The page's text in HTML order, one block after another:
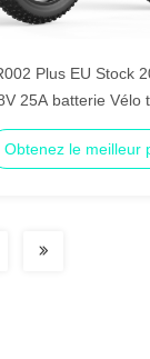
Plus EU Stock
25A batterie Vélo
Moteur de puissance
Obtenez le meilleur